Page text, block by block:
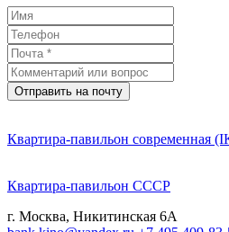
Отправить на почту
Квартира-павильон современная
Квартира-павильон СССР
г. Москва, Никитинская 6А